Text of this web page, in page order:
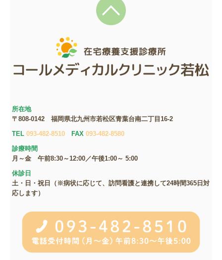
所在地
〒808-0142福岡県北九州市若松区青葉台南二丁目16‐2
TEL093-482-8510 FAX 093-482-8580
診療時間
月～金午前8:30～12:00／午後1:00～ 5:00
休診日
土・日・祝日（※病状に応じて、訪問看護と連携して24時間365日対
応します）